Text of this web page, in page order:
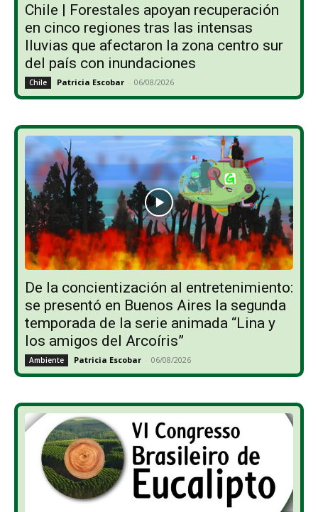
Chile | Forestales apoyan recuperación
en cinco regiones tras las intensas
lluvias que afectaron la zona centro sur
del país con inundaciones
Chile Patricia Escobar - 06/08/2026
De la concientización al entretenimiento:
se presentó en Buenos Aires la segunda
temporada de la serie animada “Lina y
los amigos del Arcoíris”
Ambiente Patricia Escobar - 06/08/2026